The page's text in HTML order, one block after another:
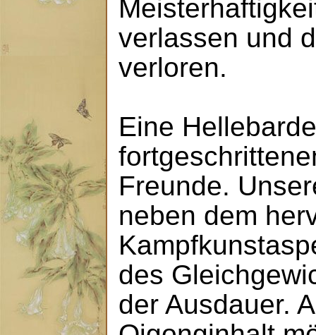
verlassen und
verloren.
Eine
Freunde.
neben dem
des
der Ausdauer.